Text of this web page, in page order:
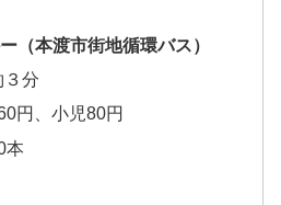
（本渡市街地循環バス）
３分
円、小児80円
本